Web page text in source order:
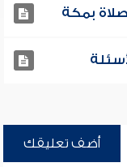
أضف تعليقك